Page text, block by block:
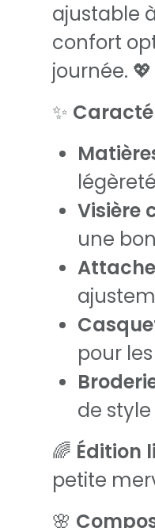
ajustable
confort
journée. 💖
✨
Visière
une
pour
de
🌈 Édition
petite
🌸